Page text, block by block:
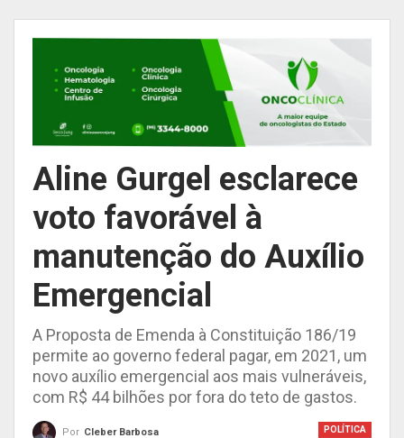
Aline Gurgel esclarece
voto favorável à
manutenção do Auxílio
Emergencial
A Proposta de Emenda à Constituição 186/19
permite ao governo federal pagar, em 2021, um
novo auxílio emergencial aos mais vulneráveis,
com R$ 44 bilhões por fora do teto de gastos.
POLÍTICA
Por Cleber Barbosa